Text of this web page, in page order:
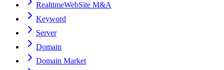
RealtimeWebSite M&A
Keyword
Server
Domain
Domain Market